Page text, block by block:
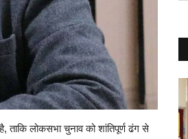
ताकि लोकसभा चुनाव को शांतिपूर्ण ढंग से